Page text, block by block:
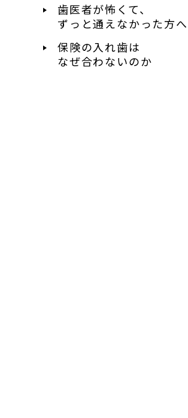
歯医者が怖くて、
ずっと通えなかった方へ
保険の入れ歯は
なぜ合わないのか